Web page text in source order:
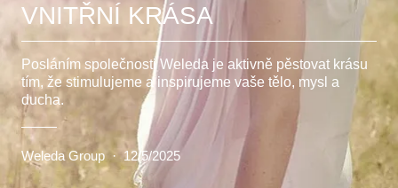
VNITŘNÍ KRÁSA
Posláním společnosti Weleda je aktivně pěstovat krásu
tím, že stimulujeme a inspirujeme vaše tělo, mysl a
ducha.
Weleda Group · 12/5/2025